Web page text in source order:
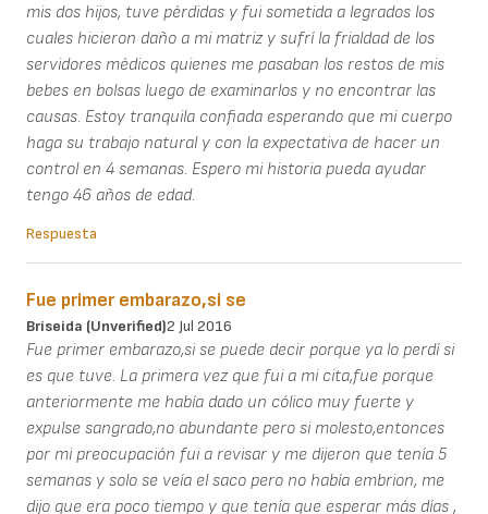
mis dos hijos, tuve pérdidas y fui sometida a legrados los
cuales hicieron daño a mi matriz y sufrí la frialdad de los
servidores médicos quienes me pasaban los restos de mis
bebes en bolsas luego de examinarlos y no encontrar las
causas. Estoy tranquila confiada esperando que mi cuerpo
haga su trabajo natural y con la expectativa de hacer un
control en 4 semanas. Espero mi historia pueda ayudar
tengo 46 años de edad.
Respuesta
Fue primer embarazo,si se
Briseida (unverified)2 Jul 2016
Fue primer embarazo,si se puede decir porque ya lo perdí si
es que tuve. La primera vez que fui a mi cita,fue porque
anteriormente me había dado un cólico muy fuerte y
expulse sangrado,no abundante pero si molesto,entonces
por mi preocupación fui a revisar y me dijeron que tenía 5
semanas y solo se veía el saco pero no había embrion, me
dijo que era poco tiempo y que tenía que esperar más días ,